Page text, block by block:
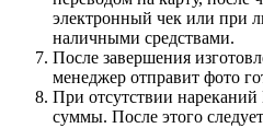
электронный чек или при
наличными средствами.
После завершения
менеджер отправит фото
При отсутствии нареканий
суммы. После этого